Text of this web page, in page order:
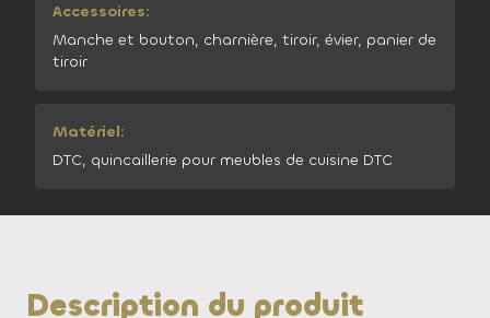
Accessoires:
Manche et bouton, charnière, tiroir, évier, panier de
tiroir
Matériel:
DTC, quincaillerie pour meubles de cuisine DTC
Description du produit